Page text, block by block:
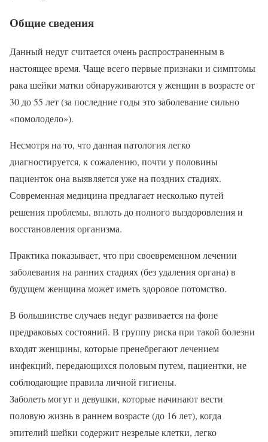
Общие сведения
Данный недуг считается очень распространенным в
настоящее время. Чаще всего первые признаки и симптомы
рака шейки матки обнаруживаются у женщин в возрасте от
30 до 55 лет (за последние годы это заболевание сильно
«помолодело»).
Несмотря на то, что данная патология легко
диагностируется, к сожалению, почти у половины
пациенток она выявляется уже на поздних стадиях.
Современная медицина предлагает несколько путей
решения проблемы, вплоть до полного выздоровления и
восстановления организма.
Практика показывает, что при своевременном лечении
заболевания на ранних стадиях (без удаления органа) в
будущем женщина может иметь здоровое потомство.
В большинстве случаев недуг развивается на фоне
предраковых состояний. В группу риска при такой болезни
входят женщины, которые пренебрегают лечением
инфекций, передающихся половым путем, пациентки, не
соблюдающие правила личной гигиены.
Заболеть могут и девушки, которые начинают вести
половую жизнь в раннем возрасте (до 16 лет), когда
эпителий шейки содержит незрелые клетки, легко